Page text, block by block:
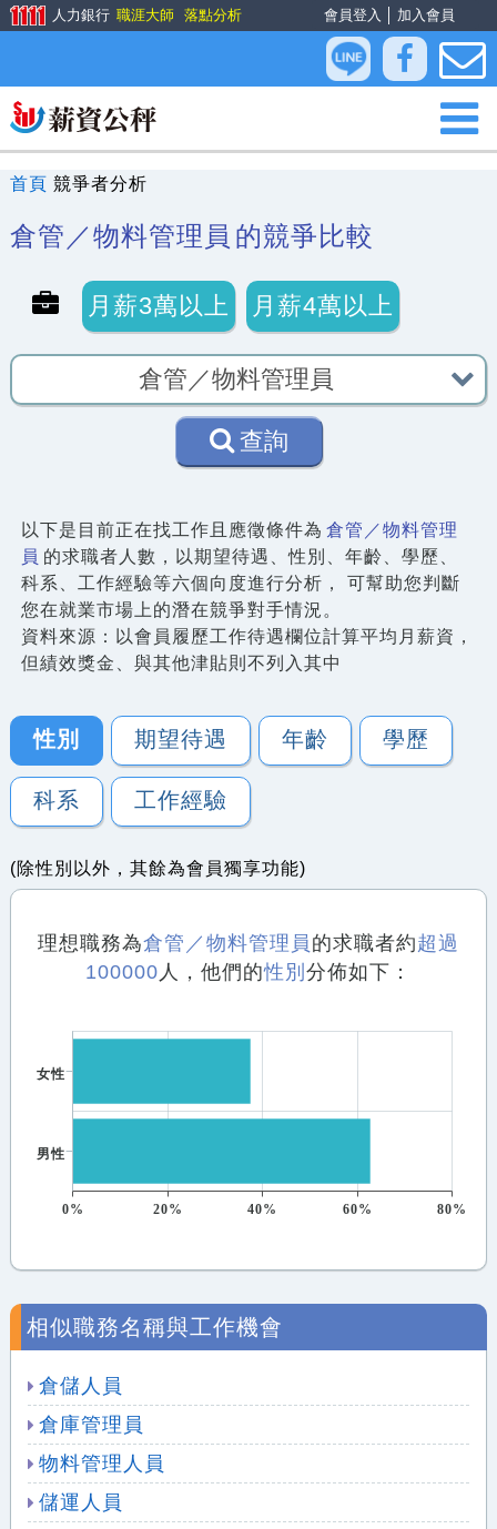
會員登入 加入會員
人力銀行 職涯大師 落點分析
首頁 競爭者分析
倉管／物料管理員 的競爭比較
月薪3萬以上 月薪4萬以上
查詢
以下是目前正在找工作且應徵條件為 倉管／物料管理
員 的求職者人數，以期望待遇、性別、年齡、學歷、
科系、工作經驗等六個向度進行分析， 可幫助您判斷
您在就業市場上的潛在競爭對手情況。
資料來源：以會員履歷工作待遇欄位計算平均月薪資，
但績效獎金、與其他津貼則不列入其中
性別 期望待遇 年齡 學歷
科系 工作經驗
(除性別以外，其餘為會員獨享功能)
理想職務為倉管／物料管理員 的求職者約超過
100000 人，他們的性別 分佈如下：
女性
男性
0% 20% 40% 60% 80%
相似職務名稱與工作機會
倉儲人員
倉庫管理員
物料管理人員
儲運人員